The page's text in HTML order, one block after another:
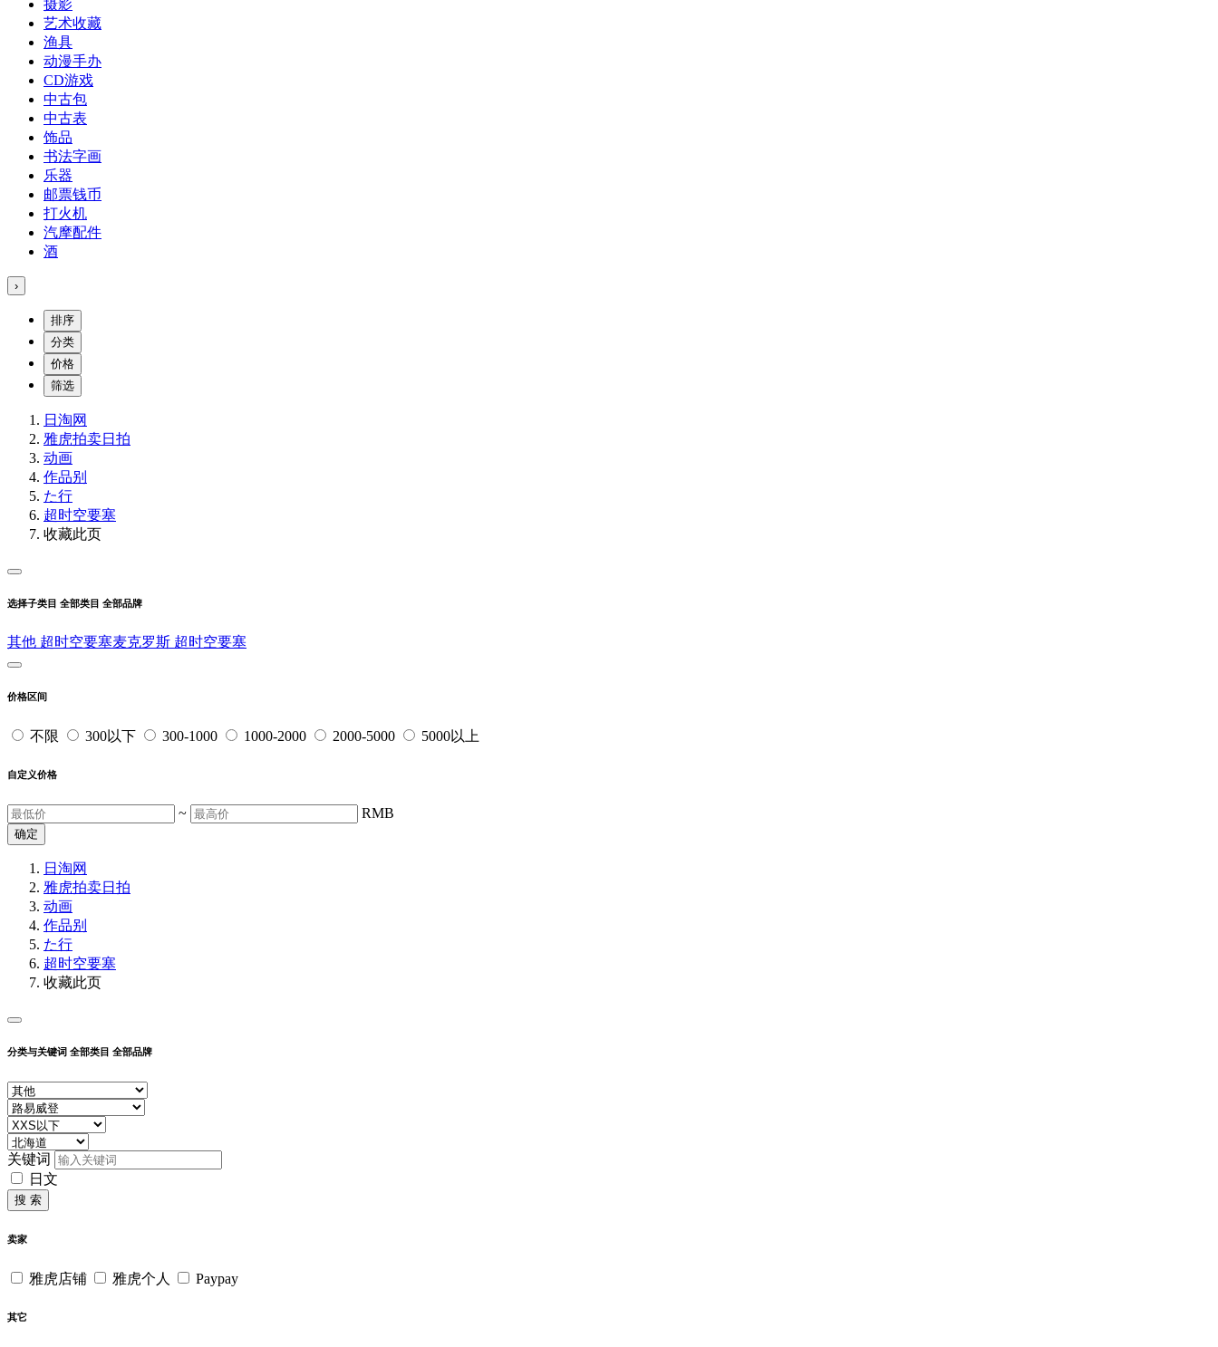
摄影
艺术收藏
渔具
动漫手办
CD游戏
中古包
中古表
饰品
书法字画
乐器
邮票钱币
打火机
汽摩配件
酒
›
排序
分类
价格
筛选
日淘网
雅虎拍卖日拍
动画
作品别
た行
超时空要塞
收藏此页
选择子类目 全部类目 全部品牌
其他 超时空要塞麦克罗斯 超时空要塞
价格区间
不限 300以下 300-1000 1000-2000 2000-5000 5000以上
自定义价格
~ RMB
确定
日淘网
雅虎拍卖日拍
动画
作品别
た行
超时空要塞
收藏此页
分类与关键词 全部类目 全部品牌
关键词
日文
搜 索
卖家
雅虎店铺 雅虎个人 Paypay
其它